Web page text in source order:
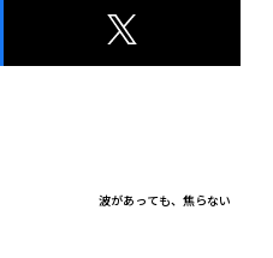
波があっても、焦らない